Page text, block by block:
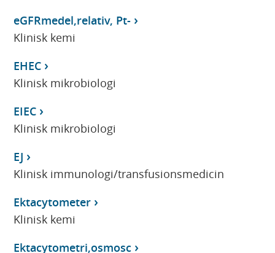
eGFRmedel,relativ, Pt-
Klinisk kemi
EHEC
Klinisk mikrobiologi
EIEC
Klinisk mikrobiologi
EJ
Klinisk immunologi/transfusionsmedicin
Ektacytometer
Klinisk kemi
Ektacytometri,osmosc